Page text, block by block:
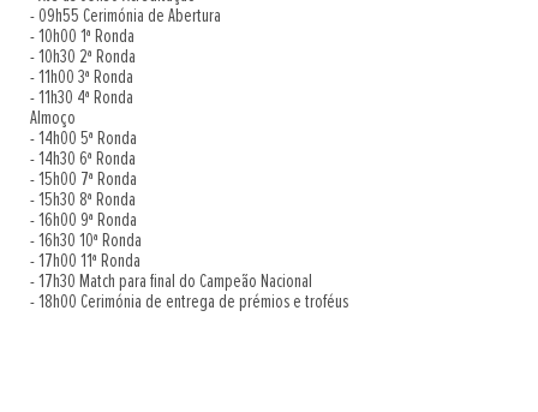
- 09h55 Cerimónia de Abertura
- 10h00 1ª Ronda
- 10h30 2ª Ronda
- 11h00 3ª Ronda
- 11h30 4ª Ronda
Almoço
- 14h00 5ª Ronda
- 14h30 6ª Ronda
- 15h00 7ª Ronda
- 15h30 8ª Ronda
- 16h00 9ª Ronda
- 16h30 10ª Ronda
- 17h00 11ª Ronda
- 17h30 Match para final do Campeão Nacional
- 18h00 Cerimónia de entrega de prémios e troféus